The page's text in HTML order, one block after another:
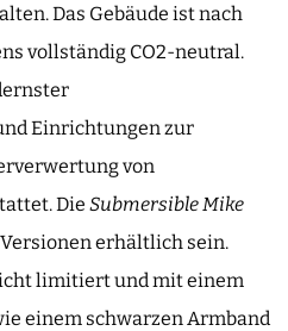
Das Gebäude ist nach
vollständig CO2-neutral.
Einrichtungen zur
von
Die Submersible Mike
erhältlich sein.
limitiert und mit einem
einem schwarzen Armband